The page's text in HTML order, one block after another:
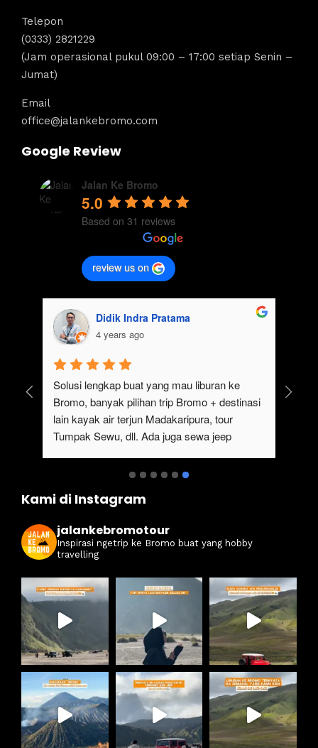
Telepon
(0333) 2821229
(Jam operasional pukul 09:00 – 17:00 setiap Senin –
Jumat)
Email
office@jalankebromo.com
Google Review
Jalan Ke Bromo
5.0
Based on 31 reviews
review us on
Didik Indra Pratama
4 years ago
Solusi lengkap buat yang mau liburan ke
Bromo, banyak pilihan trip Bromo + destinasi
lain kayak air terjun Madakaripura, tour
Tumpak Sewu, dll. Ada juga sewa jeep
Kami di Instagram
jalankebromotour
Inspirasi ngetrip ke Bromo buat yang hobby
travelling